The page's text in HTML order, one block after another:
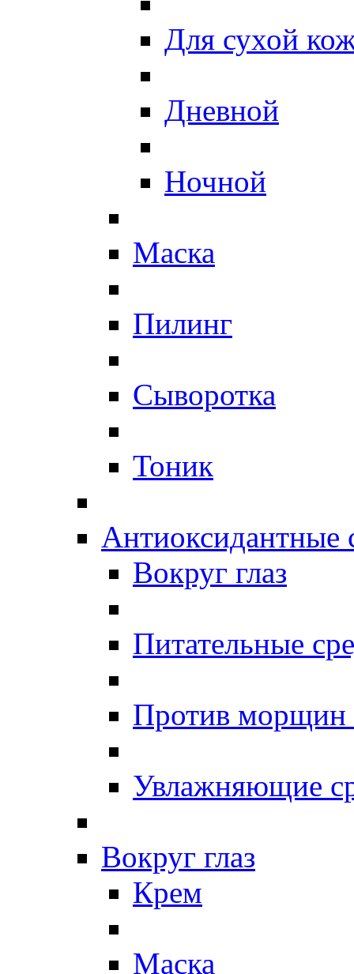
Для сухой
Дневной
Ночной
Маска
Пилинг
Сыворотка
Тоник
Антиоксидантные
Вокруг глаз
Питательные
Против
Увлажняющие
Вокруг глаз
Крем
Маска